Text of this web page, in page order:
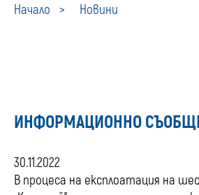
Начало Новини
ИНФОРМАЦИОННО
30.11.2022
В процеса на експлоатация на